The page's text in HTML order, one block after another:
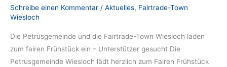
Schreibe einen Kommentar / Aktuelles, Fairtrade-Town
Wiesloch
Die Petrusgemeinde und die Fairtrade-Town Wiesloch laden
zum fairen Frühstück ein – Unterstützer gesucht Die
Petrusgemeinde Wiesloch lädt herzlich zum Fairen Frühstück